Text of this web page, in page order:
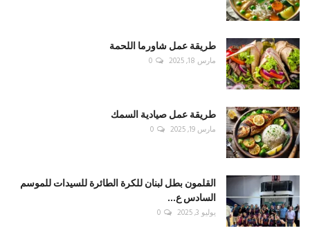
طريقة عمل شاورما اللحمة
مارس 18, 2025 0
طريقة عمل صيادية السمك
مارس 19, 2025 0
القلمون بطل لبنان للكرة الطائرة للسيدات للموسم
السادس ع...
يوليو 3, 2025 0